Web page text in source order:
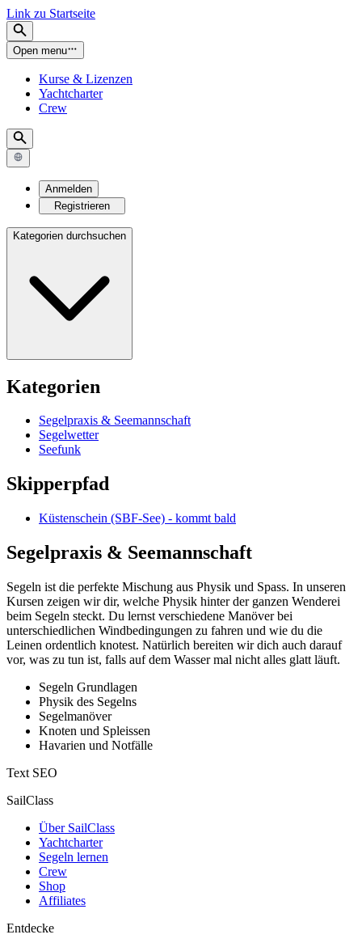
Link zu Startseite
Open menu
Kurse & Lizenzen
Yachtcharter
Crew
Anmelden
Registrieren
Kategorien durchsuchen
Kategorien
Segelpraxis & Seemannschaft
Segelwetter
Seefunk
Skipperpfad
Küstenschein (SBF-See) - kommt bald
Segelpraxis & Seemannschaft
Segeln ist die perfekte Mischung aus Physik und Spass. In unseren
Kursen zeigen wir dir, welche Physik hinter der ganzen Wenderei
beim Segeln steckt. Du lernst verschiedene Manöver bei
unterschiedlichen Windbedingungen zu fahren und wie du die
Leinen ordentlich knotest. Natürlich bereiten wir dich auch darauf
vor, was zu tun ist, falls auf dem Wasser mal nicht alles glatt läuft.
Segeln Grundlagen
Physik des Segelns
Segelmanöver
Knoten und Spleissen
Havarien und Notfälle
Text SEO
SailClass
Über SailClass
Yachtcharter
Segeln lernen
Crew
Shop
Affiliates
Entdecke